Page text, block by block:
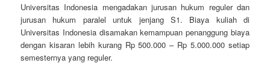
Universitas Indonesia mengadakan jurusan hukum reguler dan
jurusan hukum paralel untuk jenjang S1. Biaya kuliah di
Universitas Indonesia disamakan kemampuan penanggung biaya
dengan kisaran lebih kurang Rp 500.000 – Rp 5.000.000 setiap
semesternya yang reguler.